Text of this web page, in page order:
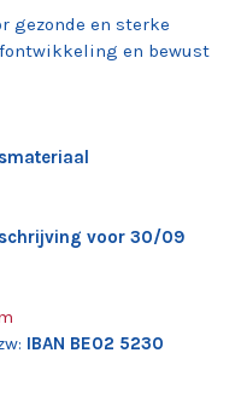
gezonde en sterke
en bewust
voor 30/09
IBAN BE02 5230